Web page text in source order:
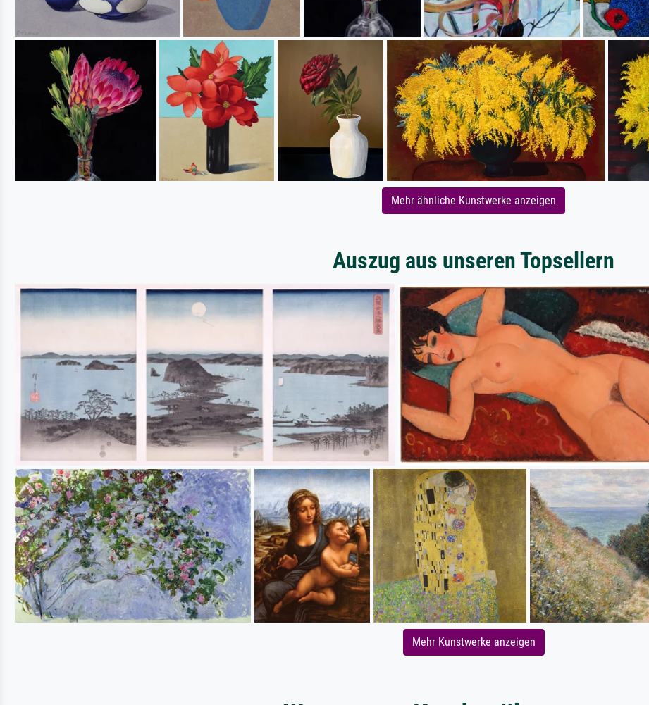
Mehr ähnliche Kunstwerke anzeigen
Auszug aus unseren Topsellern
Mehr Kunstwerke anzeigen